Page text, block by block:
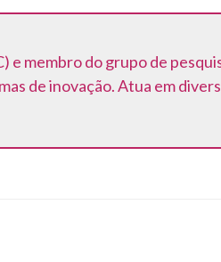
e membro do grupo de
de inovação. Atua em